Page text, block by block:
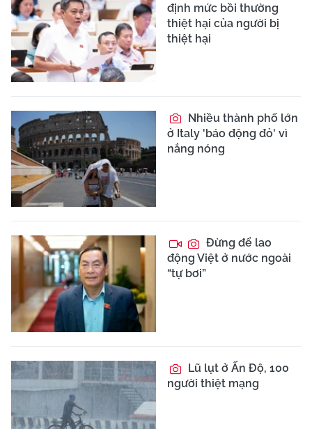
định mức bồi thường
thiệt hại của người bị
thiệt hại
Nhiều thành phố lớn
ở Italy 'báo động đỏ' vì
nắng nóng
Đừng để lao
động Việt ở nước ngoài
“tự bơi”
Lũ lụt ở Ấn Độ, 100
người thiệt mạng